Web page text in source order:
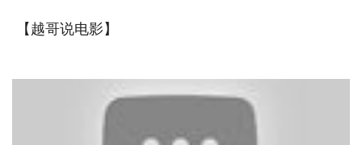
【越哥说电影】